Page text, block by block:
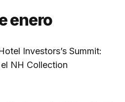
enero
Investors’s Summit:
NH Collection